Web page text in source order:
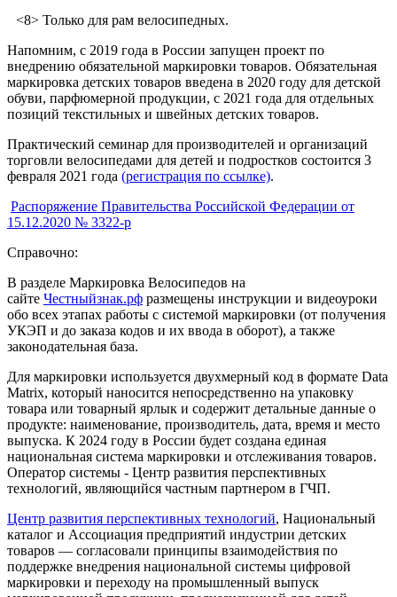
<8> Только для рам велосипедных.
Напомним, с 2019 года в России запущен проект по
внедрению обязательной маркировки товаров. Обязательная
маркировка детских товаров введена в 2020 году для детской
обуви, парфюмерной продукции, с 2021 года для отдельных
позиций текстильных и швейных детских товаров.
Практический семинар для производителей и организаций
торговли велосипедами для детей и подростков состоится 3
февраля 2021 года (регистрация по ссылке).
Распоряжение Правительства Российской Федерации от
15.12.2020 № 3322-р
Справочно:
В разделе Маркировка Велосипедов на
сайте Честныйзнак.рф размещены инструкции и видеоуроки
обо всех этапах работы с системой маркировки (от получения
УКЭП и до заказа кодов и их ввода в оборот), а также
законодательная база.
Для маркировки используется двухмерный код в формате Data
Matrix, который наносится непосредственно на упаковку
товара или товарный ярлык и содержит детальные данные о
продукте: наименование, производитель, дата, время и место
выпуска. К 2024 году в России будет создана единая
национальная система маркировки и отслеживания товаров.
Оператор системы - Центр развития перспективных
технологий, являющийся частным партнером в ГЧП.
Центр развития перспективных технологий, Национальный
каталог и Ассоциация предприятий индустрии детских
товаров — согласовали принципы взаимодействия по
поддержке внедрения национальной системы цифровой
маркировки и переходу на промышленный выпуск